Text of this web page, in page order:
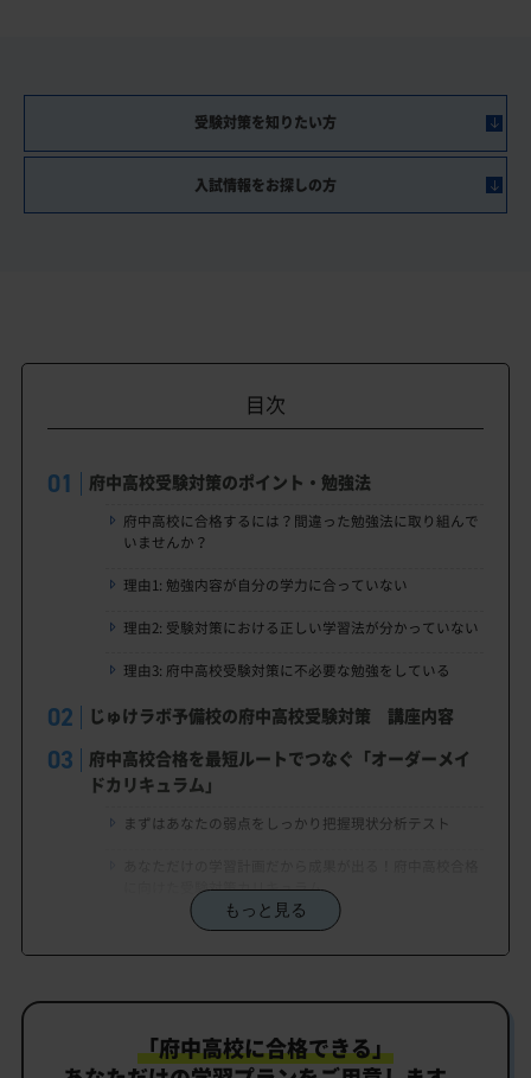
受験対策を知りたい方
入試情報をお探しの方
目次
府中高校受験対策のポイント・勉強法
府中高校に合格するには？間違った勉強法に取り組んで
いませんか？
理由1: 勉強内容が自分の学力に合っていない
理由2: 受験対策における正しい学習法が分かっていない
理由3: 府中高校受験対策に不必要な勉強をしている
じゅけラボ予備校の府中高校受験対策 講座内容
府中高校合格を最短ルートでつなぐ「オーダーメイ
ドカリキュラム」
まずはあなたの弱点をしっかり把握現状分析テスト
に向けた受験対策カリキュラム
学習効果をしっかり確認定着度テスト
イドカリキュラム」だから成果が出る！
もっと見る
「府中高校に合格できる」